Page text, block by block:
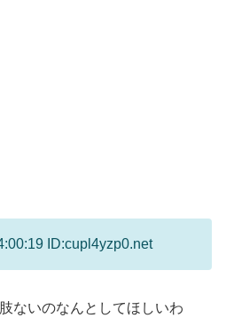
ID:cupl4yzp0.net
ないのなんとしてほしいわ